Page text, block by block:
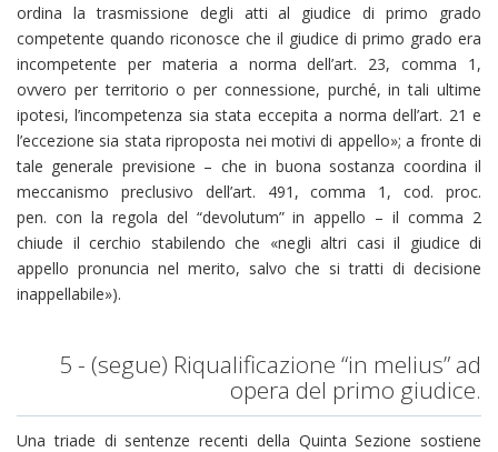
ordina la trasmissione degli atti al giudice di primo grado
competente quando riconosce che il giudice di primo grado era
incompetente per materia a norma dell’art. 23, comma 1,
ovvero per territorio o per connessione, purché, in tali ultime
ipotesi, l’incompetenza sia stata eccepita a norma dell’art. 21 e
l’eccezione sia stata riproposta nei motivi di appello»; a fronte di
tale generale previsione – che in buona sostanza coordina il
meccanismo preclusivo dell’art. 491, comma 1, cod. proc.
pen. con la regola del “devolutum” in appello – il comma 2
chiude il cerchio stabilendo che «negli altri casi il giudice di
appello pronuncia nel merito, salvo che si tratti di decisione
inappellabile»).
5 - (segue) Riqualificazione “in melius” ad
opera del primo giudice.
Una triade di sentenze recenti della Quinta Sezione sostiene